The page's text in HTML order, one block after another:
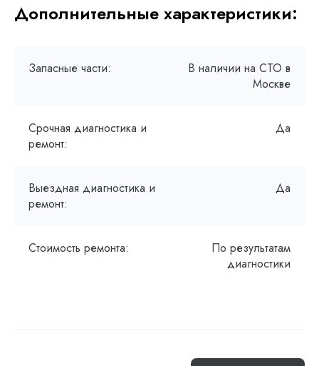
Дополнительные характеристики:
Запасные части:
В наличии на СТО в
Москве
Срочная диагностика и
ремонт:
Да
Выездная диагностика и
ремонт:
Да
Стоимость ремонта:
По результатам
диагностики